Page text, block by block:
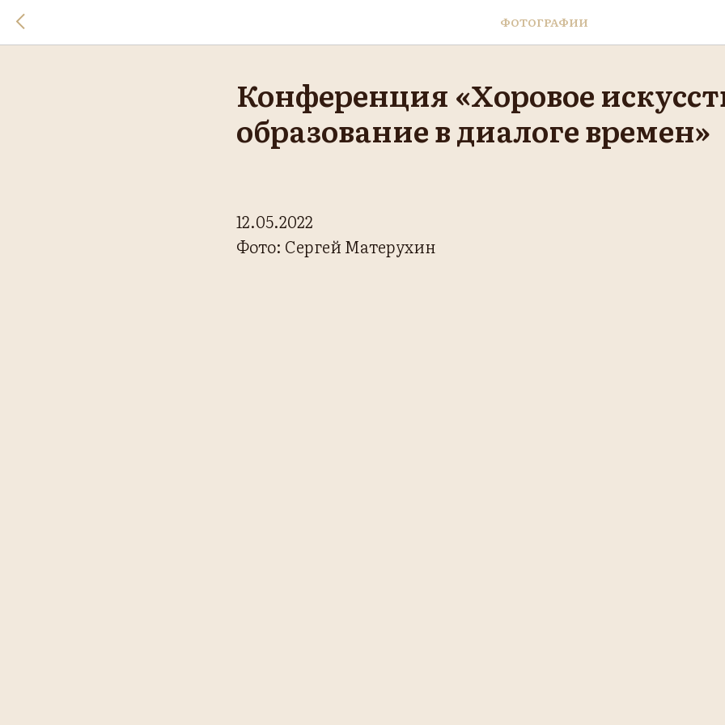
ФОТОГРАФИИ
Конференция «Хоровое
образование в диалоге времен»
12.05.2022
Фото: Сергей Матерухин